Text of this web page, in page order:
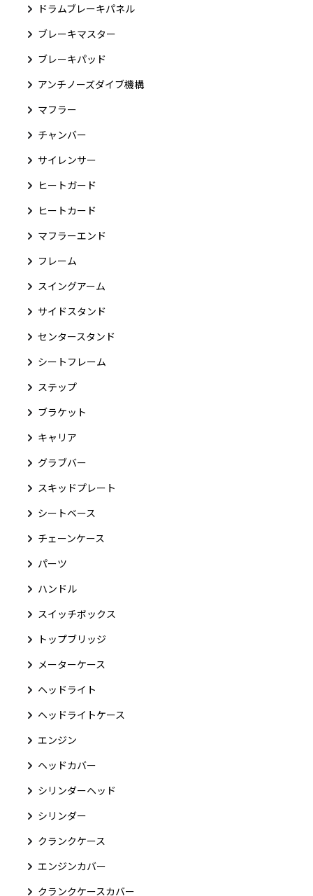
ドラムブレーキパネル
ブレーキマスター
ブレーキパッド
アンチノーズダイブ機構
マフラー
チャンバー
サイレンサー
ヒートガード
ヒートカード
マフラーエンド
フレーム
スイングアーム
サイドスタンド
センタースタンド
シートフレーム
ステップ
ブラケット
キャリア
グラブバー
スキッドプレート
シートベース
チェーンケース
パーツ
ハンドル
スイッチボックス
トップブリッジ
メーターケース
ヘッドライト
ヘッドライトケース
エンジン
ヘッドカバー
シリンダーヘッド
シリンダー
クランクケース
エンジンカバー
クランクケースカバー